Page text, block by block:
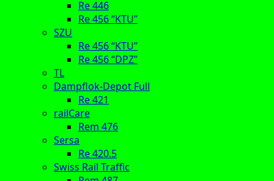
Re 446
Re 456 “KTU”
SZU
Re 456 “KTU”
Re 456 “DPZ”
TL
Dampflok-Depot Full
Re 421
railCare
Rem 476
Sersa
Re 420.5
Swiss Rail Traffic